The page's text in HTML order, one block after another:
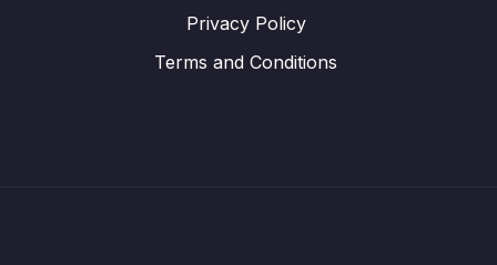
Privacy Policy
Terms and Conditions